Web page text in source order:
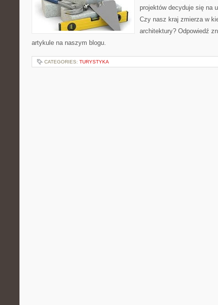
projektów decyduje się na
Czy nasz kraj zmierza w
architektury? Odpowiedź
artykule na naszym blogu.
CATEGORIES: TURYSTYKA